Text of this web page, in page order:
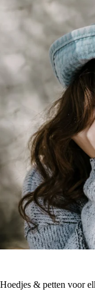
Hoedjes & petten voor